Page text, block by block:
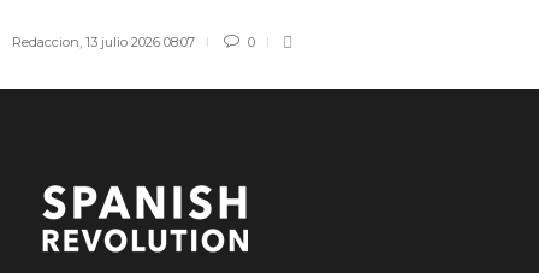
Redaccion, 13 julio 2026 08:07 0